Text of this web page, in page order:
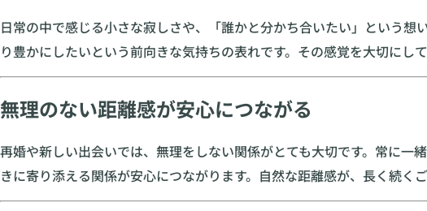
日常の中で感じる小さな寂しさや、「誰かと分かち合いたい」という
り豊かにしたいという前向きな気持ちの表れです。その感覚を大切にして
無理のない距離感が安心につながる
再婚や新しい出会いでは、無理をしない関係がとても大切です。常に
きに寄り添える関係が安心につながります。自然な距離感が、長く続くご